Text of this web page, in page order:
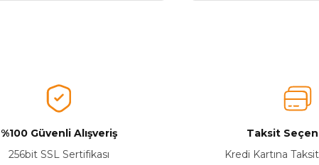
%100 Güvenli Alışveriş
256bit SSL Sertifikası
Taksit
Kredi Kartına